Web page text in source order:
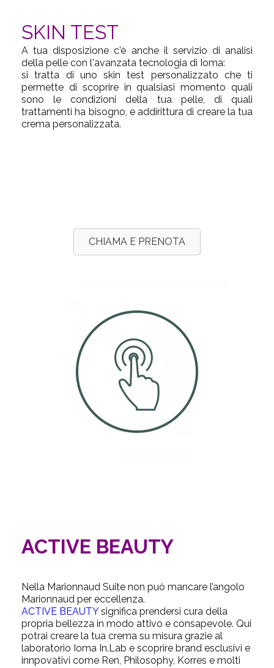
SKIN TEST
A tua disposizione c'è anche il servizio di analisi
della pelle con l'avanzata tecnologia di Ioma:
si tratta di uno skin test personalizzato che ti
permette di scoprire in qualsiasi momento quali
sono le condizioni della tua pelle, di quali
trattamenti ha bisogno, e addirittura di creare la tua
crema personalizzata.
CHIAMA E PRENOTA
ACTIVE BEAUTY
Nella Marionnaud Suite non può mancare l’angolo
Marionnaud per eccellenza.
ACTIVE BEAUTYsignifica prendersi cura della
propria bellezza in modo attivo e consapevole. Qui
potrai creare la tua crema su misura grazie al
laboratorio Ioma In.Lab e scoprire brand esclusivi e
innpovativi come Ren, Philosophy, Korres e molti